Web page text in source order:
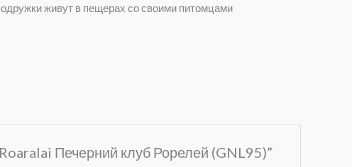
живут в пещерах со своими питомцами
Печерний клуб Рорелей (GNL95)”